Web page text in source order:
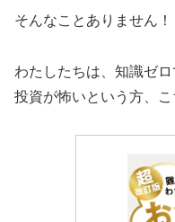
そんなことありません！
わたしたちは、知識ゼ
投資が怖いという方、こ